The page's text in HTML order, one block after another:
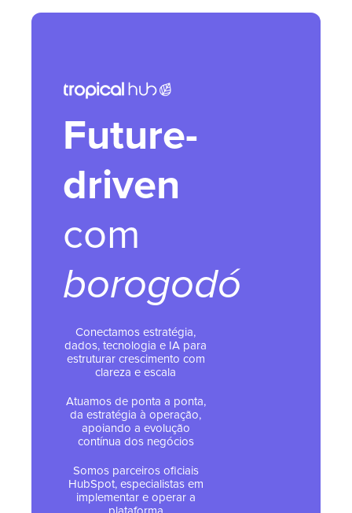
Future-
driven
com
borogodó
Conectamos estratégia,
dados, tecnologia e IA para
estruturar crescimento com
clareza e escala
Atuamos de ponta a ponta,
da estratégia à operação,
apoiando a evolução
contínua dos negócios
Somos parceiros oficiais
HubSpot, especialistas em
implementar e operar a